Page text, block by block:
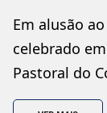
dia 31 de
atividade
Literatura”,
Instituto
Em alusão
celebrado
Pastoral do
Dom Bosco